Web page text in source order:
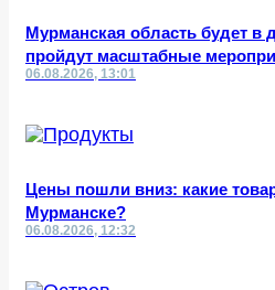
Мурманская область будет в
пройдут масштабные
06.08.2026, 13:01
Цены пошли вниз: какие
Мурманске?
06.08.2026, 12:32